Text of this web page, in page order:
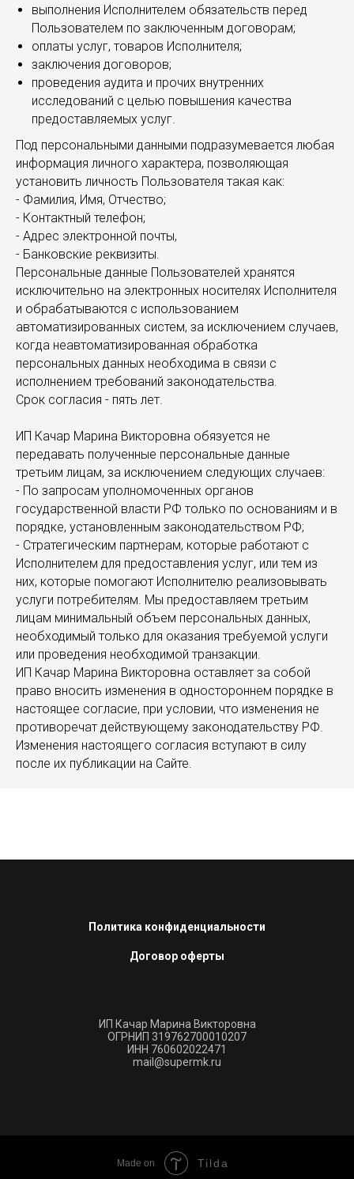
выполнения Исполнителем обязательств перед
Пользователем по заключенным договорам;
оплаты услуг, товаров Исполнителя;
заключения договоров;
проведения аудита и прочих внутренних
исследований с целью повышения качества
предоставляемых услуг.
Под персональными данными подразумевается любая
информация личного характера, позволяющая
установить личность Пользователя такая как:
- Фамилия, Имя, Отчество;
- Контактный телефон;
- Адрес электронной почты,
- Банковские реквизиты.
Персональные данные Пользователей хранятся
исключительно на электронных носителях Исполнителя
и обрабатываются с использованием
автоматизированных систем, за исключением случаев,
когда неавтоматизированная обработка
персональных данных необходима в связи с
исполнением требований законодательства.
Срок согласия - пять лет.
ИП Качар Марина Викторовна обязуется не
передавать полученные персональные данные
третьим лицам, за исключением следующих случаев:
- По запросам уполномоченных органов
государственной власти РФ только по основаниям и в
порядке, установленным законодательством РФ;
- Стратегическим партнерам, которые работают с
Исполнителем для предоставления услуг, или тем из
них, которые помогают Исполнителю реализовывать
услуги потребителям. Мы предоставляем третьим
лицам минимальный объем персональных данных,
необходимый только для оказания требуемой услуги
или проведения необходимой транзакции.
ИП Качар Марина Викторовна оставляет за собой
право вносить изменения в одностороннем порядке в
настоящее согласие, при условии, что изменения не
противоречат действующему законодательству РФ.
Изменения настоящего согласия вступают в силу
после их публикации на Сайте.
Политика конфиденциальности
Договор оферты
ИП Качар Марина Викторовна
ОГРНИП 319762700010207
ИНН 760602022471
mail@supermk.ru
Made on Tilda